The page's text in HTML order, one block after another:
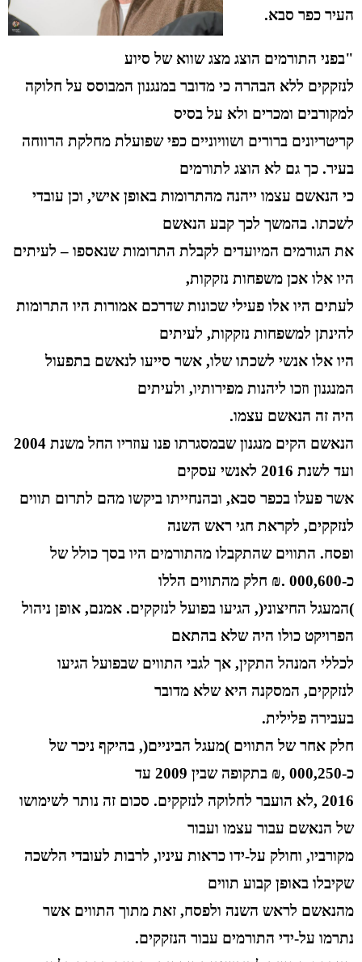
העיר כפר סבא.
"בפני התורמים הוצג מצג שווא של סיוע
לנזקקים ללא הבהרה כי מדובר במנגנון המבוסס על חלוקה
למקורבים ומכרים ולא על בסיס
קריטריונים ברורים ושוויוניים כפי שפועלת מחלקת הרווחה
בעיר. כך גם לא הוצג לתורמים
כי הנאשם עצמו ייהנה מהתרומות באופן אישי, וכן עובדי
לשכתו. בהמשך לכך קבע הנאשם
את הגורמים המיועדים לקבלת התרומות שנאספו – לעיתים
היו אלו אכן משפחות נזקקות,
לעתים היו אלו פעילי שכונות שדרכם אמורות היו התרומות
להינתן למשפחות נזקקות, לעיתים
היו אלו אנשי לשכתו שלו, אשר סייעו לנאשם בתפעול
המנגנון וזכו ליהנות מפירותיו, ולעיתים
היה זה הנאשם עצמו.
הנאשם הקים מנגנון שבמסגרתו פנו עוזריו החל משנת 2004
ועד לשנת 2016 לאנשי עסקים
אשר פעלו בכפר סבא, ובהנחייתו ביקשו מהם לתרום תווים
לנזקקים, לקראת חגי ראש השנה
ופסח. התווים שהתקבלו מהתורמים היו בסך כולל של
כ-000,600 .₪ חלק מהתווים הללו
)המעגל החיצוני(, הגיעו בפועל לנזקקים. אמנם, אופן ניהול
הפרויקט כולו היה שלא בהתאם
לכללי המנהל התקין, אך לגבי התווים שבפועל הגיעו
לנזקקים, המסקנה היא שלא מדובר
בעבירה פלילית.
חלק אחר של התווים )מעגל הביניים(, בהיקף ניכר של
כ-000,250 ,₪ בתקופה שבין 2009 עד
2016 ,לא הועבר לחלוקה לנזקקים. סכום זה נותר לשימושו
של הנאשם עבור עצמו ועבור
מקורביו, וחולק על-ידו כראות עיניו, לרבות לעובדי הלשכה
שקיבלו באופן קבוע תווים
מהנאשם לראש השנה ולפסח, זאת מתוך התווים אשר
נתרמו על-ידי התורמים עבור הנזקקים.